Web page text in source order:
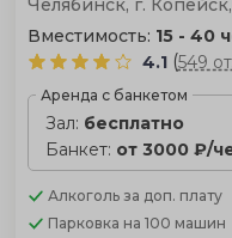
Вместимость: 15 - 40
4.1 (549
Аренда с банкетом
Зал: бесплатно
Банкет: от 3000 ₽/
Алкоголь за доп. плату
Парковка на 100 машин